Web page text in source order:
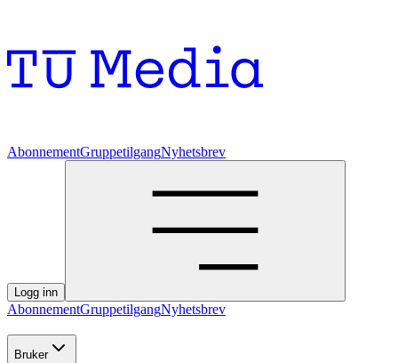
AbonnementGruppetilgangNyhetsbrev
Logg inn
AbonnementGruppetilgangNyhetsbrev
Bruker